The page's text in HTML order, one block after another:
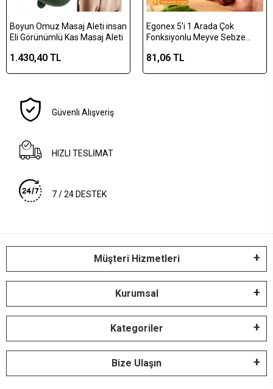
Boyun Omuz Masaj Aleti insan
Eli Görünümlü Kas Masaj Aleti
1.430,40 TL
Egonex 5'i 1 Arada Çok
Fonksiyonlu Meyve Sebze
Şişe Açacağı – Ahşap Saplı
81,06 TL
Güvenli Alışveriş
HIZLI TESLİMAT
7 / 24 DESTEK
Müşteri Hizmetleri
Kurumsal
Kategoriler
Bize Ulaşın